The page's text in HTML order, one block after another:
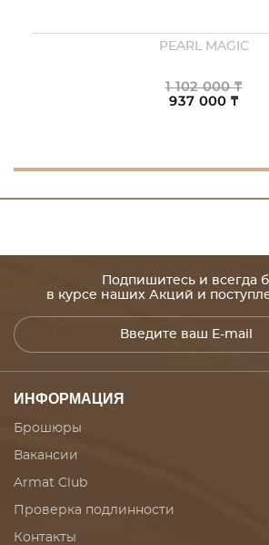
PEARL MAGIC
1 102 000 ₸
937 000 ₸
Подпишитесь и всегда
в курсе наших Акций и
ИНФОРМАЦИЯ
Брошюры
Вакансии
Armat Club
Проверка подлинности
Контакты